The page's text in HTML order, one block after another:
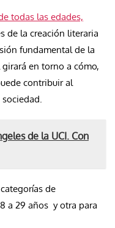
todas las edades,
de la creación literaria
fundamental de la
en torno a cómo,
contribuir al
de la UCI. Con
de
a 29 años y otra para